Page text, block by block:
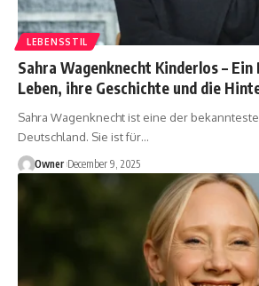
LEBENSSTIL
Sahra Wagenknecht Kinderlos –
Leben, ihre Geschichte und die
Sahra Wagenknecht ist eine der
Deutschland. Sie ist für…
Owner December 9, 2025